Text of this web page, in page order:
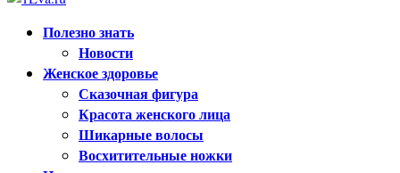
Полезно знать
Новости
Женское здоровье
Сказочная фигура
Красота женского лица
Шикарные волосы
Восхитительные ножки